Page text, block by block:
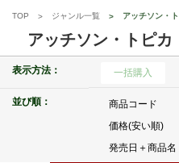
TOP ジャンル一覧 アッチソン・
アッチソン・トピカ
表示方法： 一括購入
並び順： 商品コード
価格(安い順)
発売日＋商品名